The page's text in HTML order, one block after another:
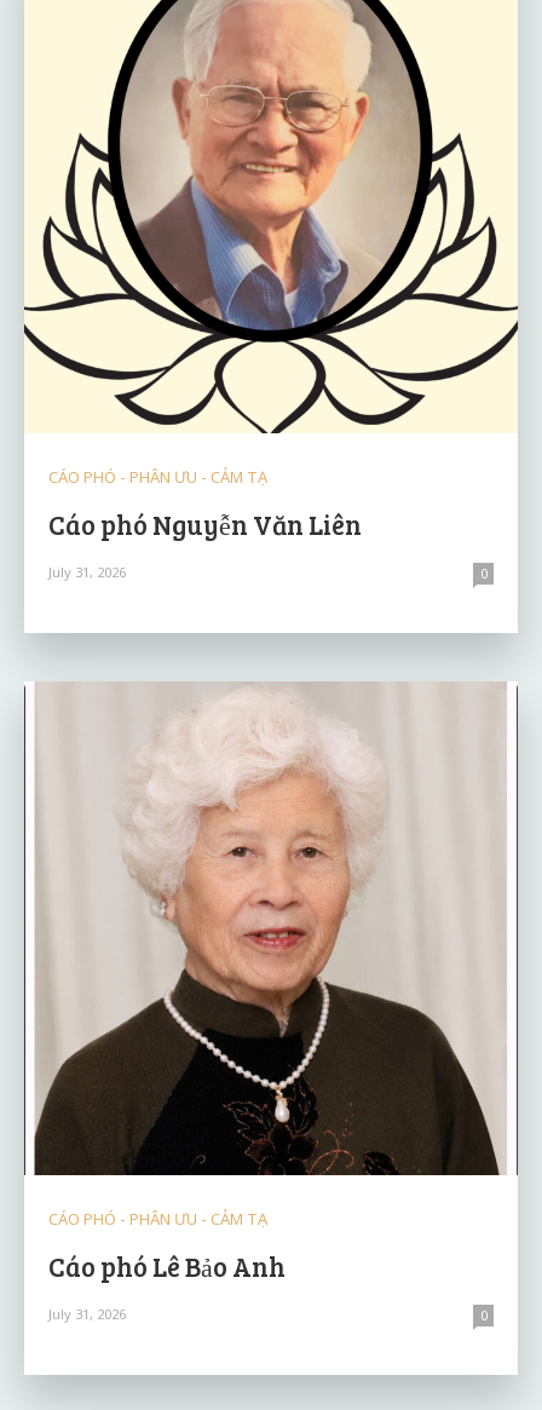
CÁO PHÓ - PHÂN ƯU - CẢM TẠ
Cáo phó Nguyễn Văn Liên
July 31, 2026 0
CÁO PHÓ - PHÂN ƯU - CẢM TẠ
Cáo phó Lê Bảo Anh
July 31, 2026 0